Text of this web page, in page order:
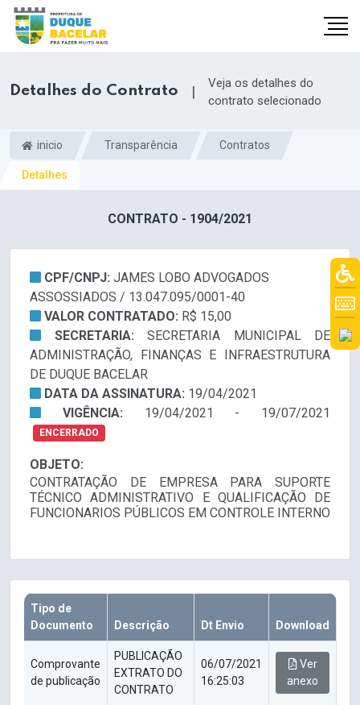
Detalhes do Contrato |
Veja os detalhes do
contrato selecionado
inicio Transparência Contratos
Detalhes
CONTRATO - 1904/2021
CPF/CNPJ: JAMES LOBO ADVOGADOS
ASSOSSIADOS / 13.047.095/0001-40
VALOR CONTRATADO: R$ 15,00
SECRETARIA: SECRETARIA MUNICIPAL DE
ADMINISTRAÇÃO, FINANÇAS E INFRAESTRUTURA
DE DUQUE BACELAR
DATA DA ASSINATURA: 19/04/2021
VIGÊNCIA: 19/04/2021 - 19/07/2021
ENCERRADO
OBJETO:
CONTRATAÇÃO DE EMPRESA PARA SUPORTE
TÉCNICO ADMINISTRATIVO E QUALIFICAÇÃO DE
FUNCIONARIOS PÚBLICOS EM CONTROLE INTERNO
Tipo de
Documento
Descrição Dt Envio Download
Comprovante
de publicação
PUBLICAÇÃO
EXTRATO DO
CONTRATO
06/07/2021
16:25:03
Ver
anexo